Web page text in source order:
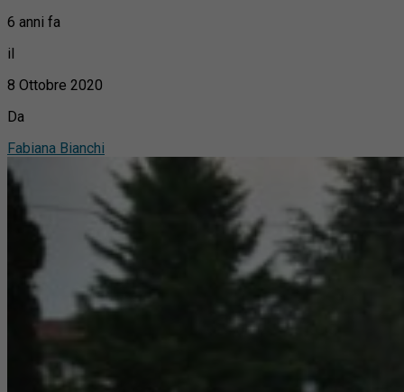
6 anni fa
il
8 Ottobre 2020
Da
Fabiana Bianchi